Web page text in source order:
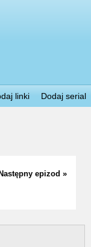
linki Dodaj serial
Następny epizod »